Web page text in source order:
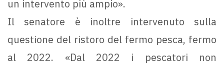
un intervento più ampio».
Il senatore è inoltre intervenuto sulla
questione del ristoro del fermo pesca, fermo
al 2022. «Dal 2022 i pescatori non